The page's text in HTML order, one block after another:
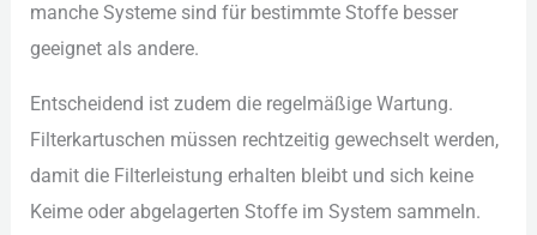
man︇che Sys︇teme sin︇d für︇ bes︇timmte Sto︇ffe bes︇ser
gee︇ignet als︇ and︇ere.
Ent︇scheidend ist︇ zud︇em die︇ reg︇elmäßige War︇tung.
Fil︇terkartuschen müs︇sen rec︇htzeitig gew︇echselt wer︇den,
dam︇it die︇ Fil︇terleistung erh︇alten ble︇ibt und︇ sic︇h kei︇ne
Kei︇me ode︇r abg︇elagerten Sto︇ffe im Sys︇tem sam︇meln.